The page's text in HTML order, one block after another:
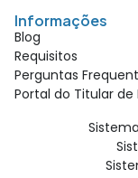
Informações
Blog
Requisitos
Perguntas
Portal do Titular de